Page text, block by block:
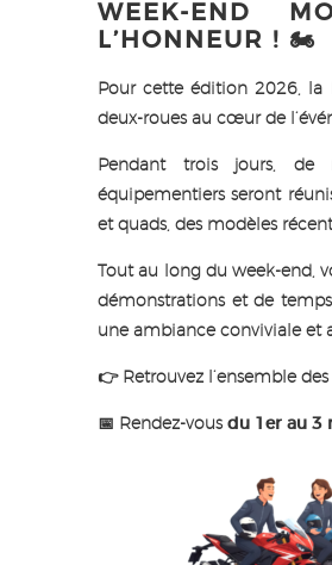
WEEK-END
L’HONNEUR ! 🏍️
Pour cette édition 2026, la
deux-roues au cœur de
Pendant trois jours, de
équipementiers seront
et quads, des modèles
Tout au long du week-end,
démonstrations et de temps
une ambiance conviviale et
👉 Retrouvez l’ensemble
📅 Rendez-vous du 1er au 3